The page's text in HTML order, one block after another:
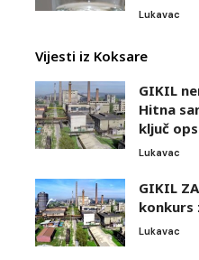
Lukavac
Vijesti iz Koksare
GIKIL
Hitna
ključ
Lukavac
GIKIL
konkurs
Lukavac